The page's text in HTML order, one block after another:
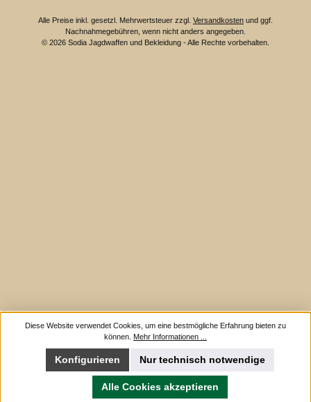
Alle Preise inkl. gesetzl. Mehrwertsteuer zzgl. Versandkosten und ggf.
Nachnahmegebühren, wenn nicht anders angegeben.
© 2026 Sodia Jagdwaffen und Bekleidung - Alle Rechte vorbehalten.
Diese Website verwendet Cookies, um eine bestmögliche Erfahrung bieten zu
können. Mehr Informationen ...
Nur technisch notwendige
Konfigurieren
Alle Cookies akzeptieren